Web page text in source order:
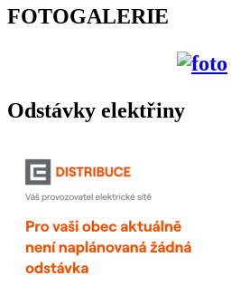
FOTOGALERIE
Odstávky elektřiny